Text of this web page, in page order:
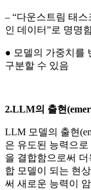
– “다운스트림 태스
인 데이터”로 명명
● 모델의 가중치를
구분할 수 있음
2.LLM의 출현
LLM 모델의 출현
은 유도된 능력으
을 결합함으로써
합 모델이 되는 현
써 새로운 능력이